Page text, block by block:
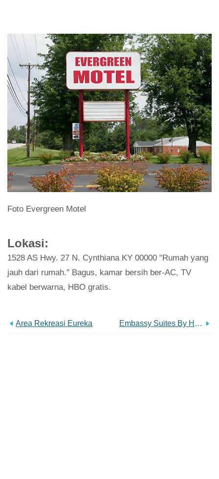
Foto Evergreen Motel
Lokasi:
1528 AS Hwy. 27 N. Cynthiana KY 00000 "Rumah yang
jauh dari rumah." Bagus, kamar bersih ber-AC, TV
kabel berwarna, HBO gratis.
Area Rekreasi Eureka Embassy Suites By Hilton Louisville Downtown